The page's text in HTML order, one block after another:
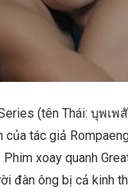
(tên Thái: บุพเ
của tác giả
xoay quanh
đàn ông bị cả kinh